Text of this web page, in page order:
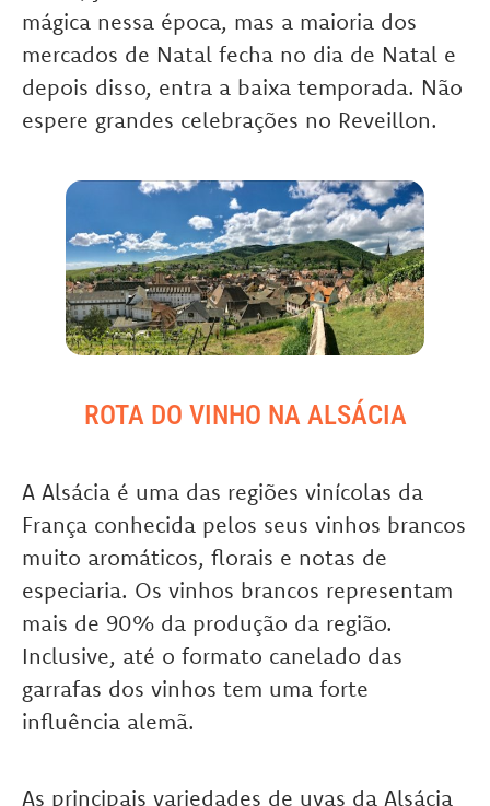
mágica nessa época, mas a maioria dos
mercados de Natal fecha no dia de Natal e
depois disso, entra a baixa temporada. Não
espere grandes celebrações no Reveillon.
ROTA DO VINHO NA ALSÁCIA
A Alsácia é uma das regiões vinícolas da
França conhecida pelos seus vinhos brancos
muito aromáticos, florais e notas de
especiaria. Os vinhos brancos representam
mais de 90% da produção da região.
Inclusive, até o formato canelado das
garrafas dos vinhos tem uma forte
influência alemã.
As principais variedades de uvas da Alsácia